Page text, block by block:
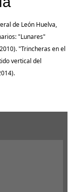
de León Huelva,
"Lunares"
"Trincheras en el
vertical del